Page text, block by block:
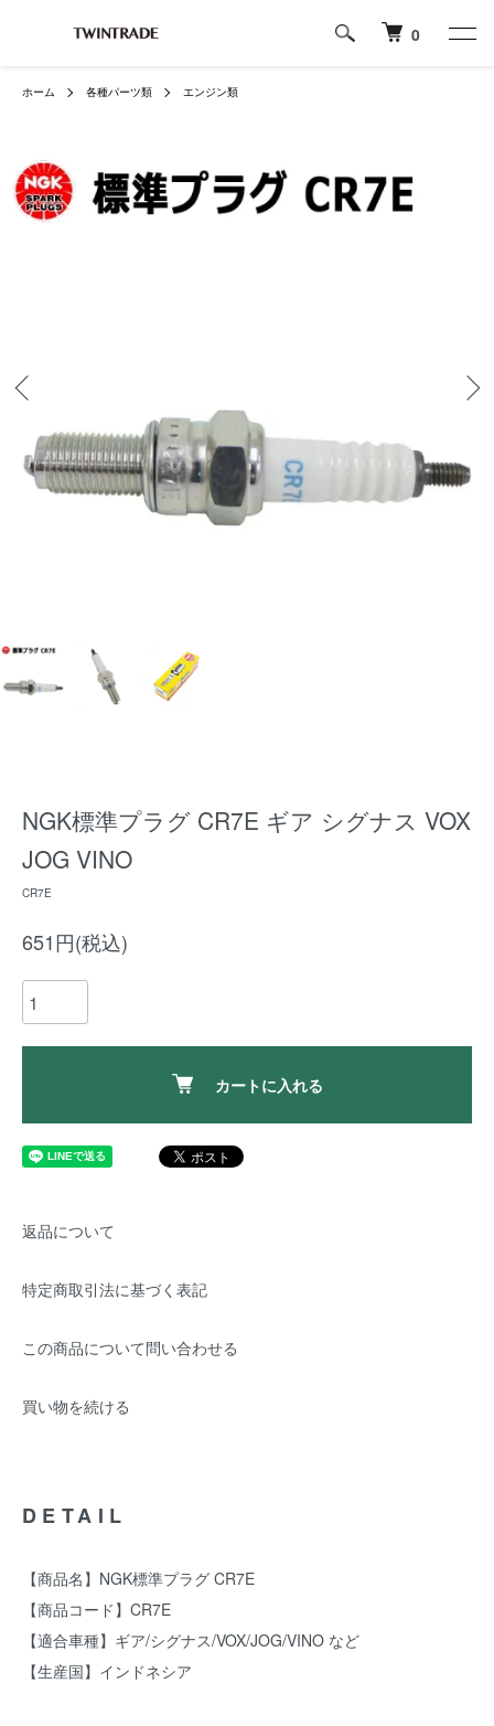
0
ホーム 各種パーツ類 エンジン類
NGK標準プラグ CR7E ギア シグナス VOX
JOG VINO
CR7E
651円(税込)
カートに入れる
返品について
特定商取引法に基づく表記
この商品について問い合わせる
買い物を続ける
DETAIL
【商品名】NGK標準プラグ CR7E
【商品コード】CR7E
【適合車種】ギア/シグナス/VOX/JOG/VINO など
【生産国】インドネシア